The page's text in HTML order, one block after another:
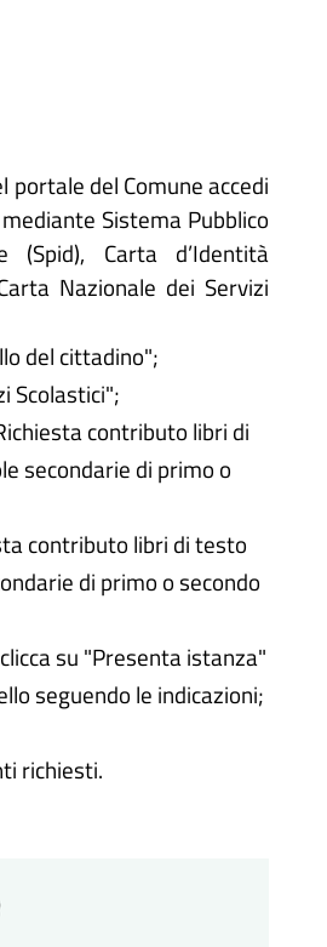
del Comune accedi
Sistema Pubblico
(Spid), Carta d’Identità
Nazionale dei Servizi
del cittadino";
Scolastici";
contributo libri di
secondarie di primo o
contributo libri di testo
di primo o secondo
su "Presenta istanza"
seguendo le indicazioni;
richiesti.